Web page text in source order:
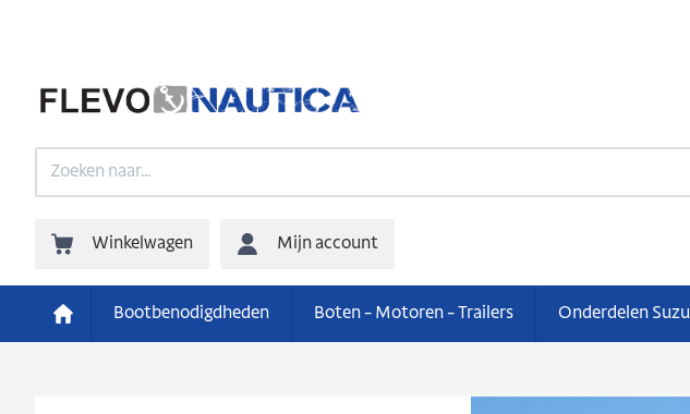
Winkelwagen Mijn account
Bootbenodigdheden Boten - Motoren - Trailers Onderdelen